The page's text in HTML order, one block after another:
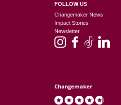
FOLLOW US
Changemaker News
Impact Stories
Newsletter
Changemaker